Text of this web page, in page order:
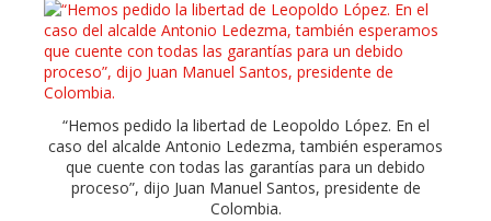
“Hemos pedido la libertad de Leopoldo López. En el
caso del alcalde Antonio Ledezma, también esperamos
que cuente con todas las garantías para un debido
proceso”, dijo Juan Manuel Santos, presidente de
Colombia.